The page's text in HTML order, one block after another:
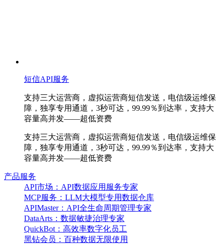
短信API服务
支持三大运营商，虚拟运营商短信发送，电信级运维保
障，独享专用通道，3秒可达，99.99％到达率，支持大
容量高并发——超低资费
支持三大运营商，虚拟运营商短信发送，电信级运维保
障，独享专用通道，3秒可达，99.99％到达率，支持大
容量高并发——超低资费
产品服务
API市场：API数据应用服务专家
MCP服务：LLM大模型专用数据仓库
APIMaster：API全生命周期管理专家
DataArts：数据敏捷治理专家
QuickBot：高效率数字化员工
黑钻会员：百种数据无限使用